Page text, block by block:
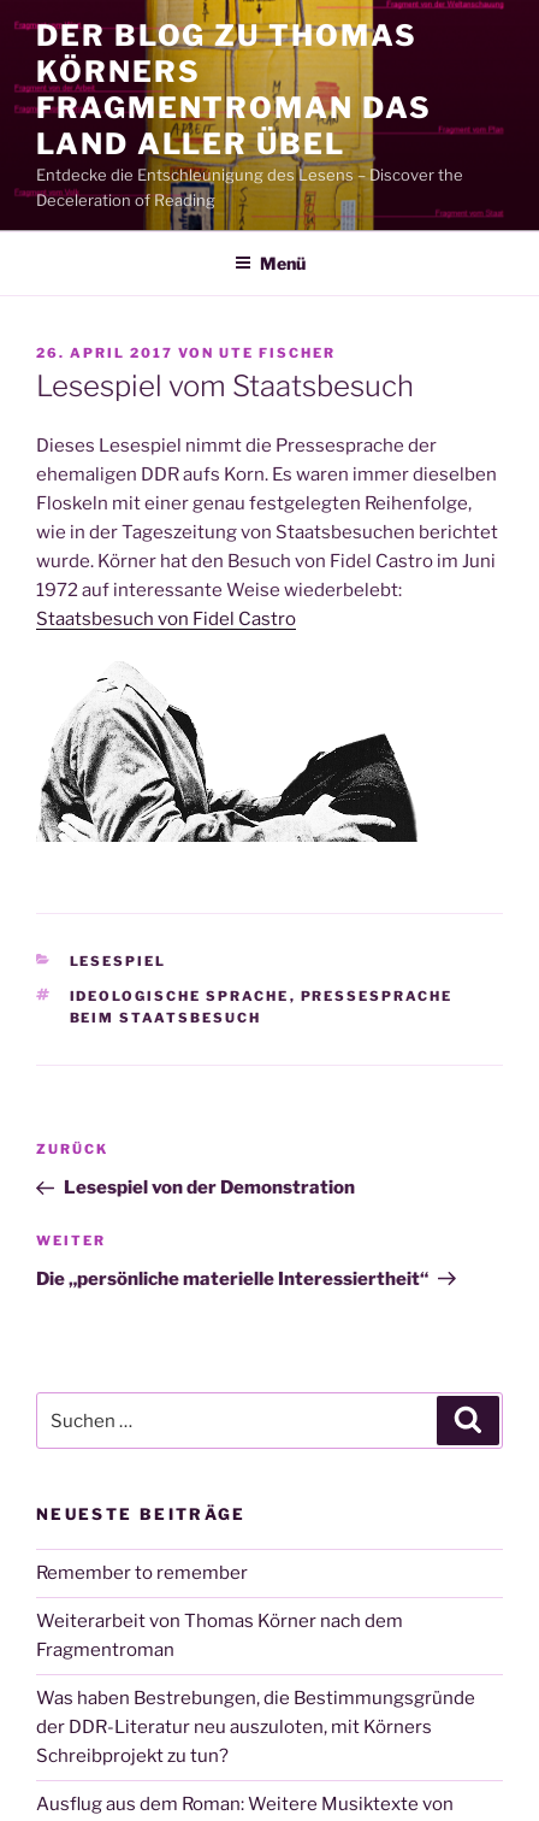
Inhalt
springen
DER BLOG ZU THOMAS
KÖRNERS
FRAGMENTROMAN DAS
LAND ALLER ÜBEL
Entdecke die Entschleunigung des Lesens – Discover the
Deceleration of Reading
Menü
VERÖFFENTLICHT
AM
26. APRIL 2017 VON UTE FISCHER
Lesespiel vom Staatsbesuch
Dieses Lesespiel nimmt die Pressesprache der
ehemaligen DDR aufs Korn. Es waren immer dieselben
Floskeln mit einer genau festgelegten Reihenfolge,
wie in der Tageszeitung von Staatsbesuchen berichtet
wurde. Körner hat den Besuch von Fidel Castro im Juni
1972 auf interessante Weise wiederbelebt:
Staatsbesuch von Fidel Castro
KATEGORIEN
LESESPIEL
SCHLAGWÖRTER
IDEOLOGISCHE SPRACHE , PRESSESPRACHE
BEIM STAATSBESUCH
Beitragsnavigation
Vorheriger
Beitrag
ZURÜCK
Lesespiel von der Demonstration
Nächster
Beitrag
WEITER
Die „persönliche materielle Interessiertheit“
nach:
NEUESTE BEITRÄGE
Remember to remember
Weiterarbeit von Thomas Körner nach dem
Fragmentroman
Was haben Bestrebungen, die Bestimmungsgründe
der DDR-Literatur neu auszuloten, mit Körners
Schreibprojekt zu tun?
Ausflug aus dem Roman: Weitere Musiktexte von